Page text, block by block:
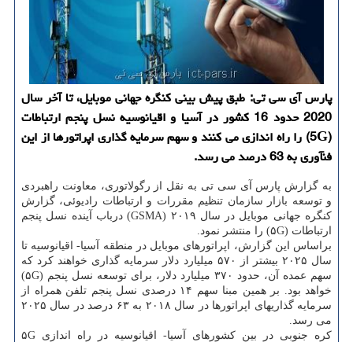
پارس آی سی تی: طبق پیش بینی كنگره جهانی موبایل، تا آخر سال
2020 حدود 16 كشور در آسیا و اقیانوسیه نسل پنجم ارتباطات
(5G) را راه اندازی می كنند و سهم سرمایه گذاری اپراتورها از این
فنآوری به 63 درصد می رسد.
به گزارش پارس آی سی تی به نقل از رگولاتوری، معاونت راهبردی
و توسعه بازار سازمان تنظیم مقررات و ارتباطات رادیوئی، گزارش
كنگره جهانی موبایل در سال ۲۰۱۹ (GSMA) درباب آینده نسل پنجم
ارتباطات (۵G) را منتشر نمود.
براساس این گزارش، اپراتورهای موبایل در منطقه آسیا- اقیانوسیه تا
سال ۲۰۲۵ بیشتر از ۵۷۰ میلیارد دلار سرمایه گذاری خواهند كرد كه
سهم عمده آن، حدود ۳۷۰ میلیارد دلار، برای توسعه نسل پنجم (۵G)
خواهد بود. بر همین مبنا سهم ۱۴ درصدی نسل پنجم تلفن همراه از
سرمایه گذاریهای اپراتورها در سال ۲۰۱۸ به ۶۳ درصد در سال ۲۰۲۵
می رسد.
كره جنوبی در بین كشورهای آسیا- اقیانوسیه در راه اندازی ۵G